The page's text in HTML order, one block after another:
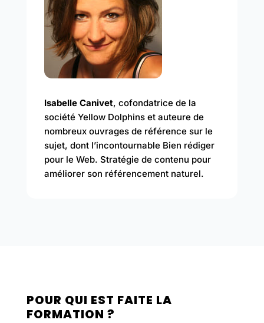
Isabelle Canivet, cofondatrice de la
société Yellow Dolphins et auteure de
nombreux ouvrages de référence sur le
sujet, dont l’incontournable Bien rédiger
pour le Web. Stratégie de contenu pour
améliorer son référencement naturel.
POUR QUI EST FAITE LA
FORMATION ?